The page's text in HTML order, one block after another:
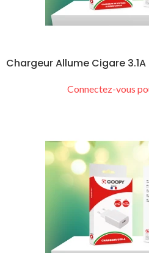
Chargeur Allume Cigare 3.1A
Connectez-vous